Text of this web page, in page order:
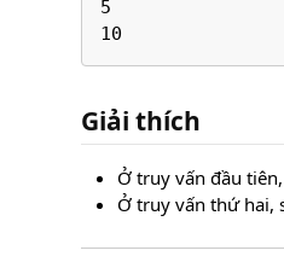
5
Giải thích
Ở truy vấn đầu
Ở truy vấn thứ hai,